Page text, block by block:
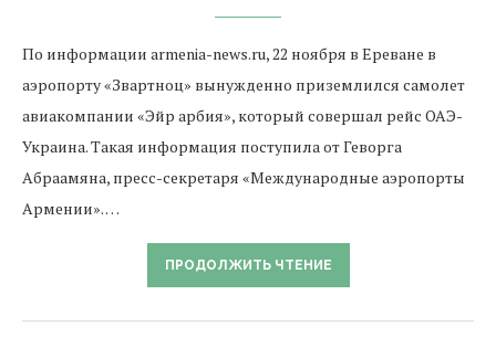
По информации armenia-news.ru, 22 ноября в Ереване в
аэропорту «Звартноц» вынужденно приземлился самолет
авиакомпании «Эйр арбия», который совершал рейс ОАЭ-
Украина. Такая информация поступила от Геворга
Абраамяна, пресс-секретаря «Международные аэропорты
Армении». …
ПРОДОЛЖИТЬ ЧТЕНИЕ